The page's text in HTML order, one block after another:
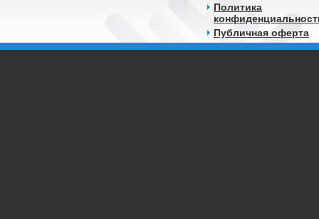
Политика
Публичная оферта